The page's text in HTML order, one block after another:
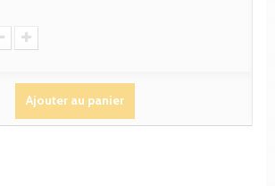
Ajouter au panier